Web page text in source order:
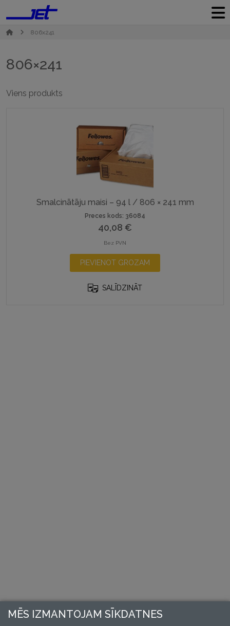
806x241
806×241
Viens produkts
Smalcinātāju maisi – 94 l / 806 × 241 mm
Preces kods: 36084
40,08 €
Bez PVN
PIEVIENOT GROZAM
SALĪDZINĀT
MĒS IZMANTOJAM SĪKDATNES